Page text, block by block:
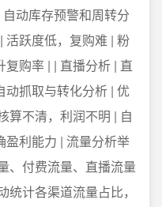
动库存预警和周转分
活跃度低，复购难 | 粉
购率 | | 直播分析 | 直
动抓取与转化分析 | 优
算不清，利润不明 | 自
盈利能力 | 流量分析举
、付费流量、直播流量
计各渠道流量占比，